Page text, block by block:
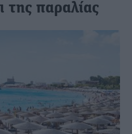
της παραλίας